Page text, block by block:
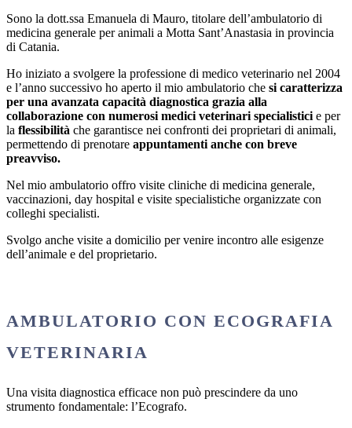
Sono la dott.ssa Emanuela di Mauro, titolare dell’ambulatorio di
medicina generale per animali a Motta Sant’Anastasia in provincia
di Catania.
Ho iniziato a svolgere la professione di medico veterinario nel 2004
e l’anno successivo ho aperto il mio ambulatorio che si caratterizza
per una avanzata capacità diagnostica grazia alla
collaborazione con numerosi medici veterinari specialisticie per
la flessibilità che garantisce nei confronti dei proprietari di animali,
permettendo di prenotare appuntamenti anche con breve
preavviso.
Nel mio ambulatorio offro visite cliniche di medicina generale,
vaccinazioni, day hospital e visite specialistiche organizzate con
colleghi specialisti.
Svolgo anche visite a domicilio per venire incontro alle esigenze
dell’animale e del proprietario.
AMBULATORIO CON ECOGRAFIA
VETERINARIA
Una visita diagnostica efficace non può prescindere da uno
strumento fondamentale: l’Ecografo.